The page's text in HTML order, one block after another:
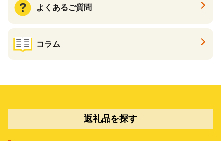
よくあるご質問
コラム
返礼品を探す